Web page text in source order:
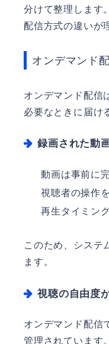
分けて整理します
配信方式の違いが
オンデマンド
オンデマンド配信
必要なときに届け
録画された動
動画は事前に
視聴者の操作
再生タイミン
このため、システ
ます。
視聴の自由度
オンデマンド配信
管理されています。